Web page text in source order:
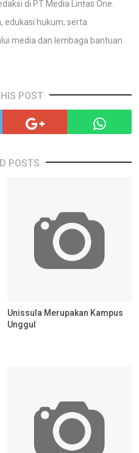
di PT Media Lintas One.
edukasi hukum, serta
media dan lembaga bantuan
POST
POSTS
Unissula Merupakan Kampus
Unggul